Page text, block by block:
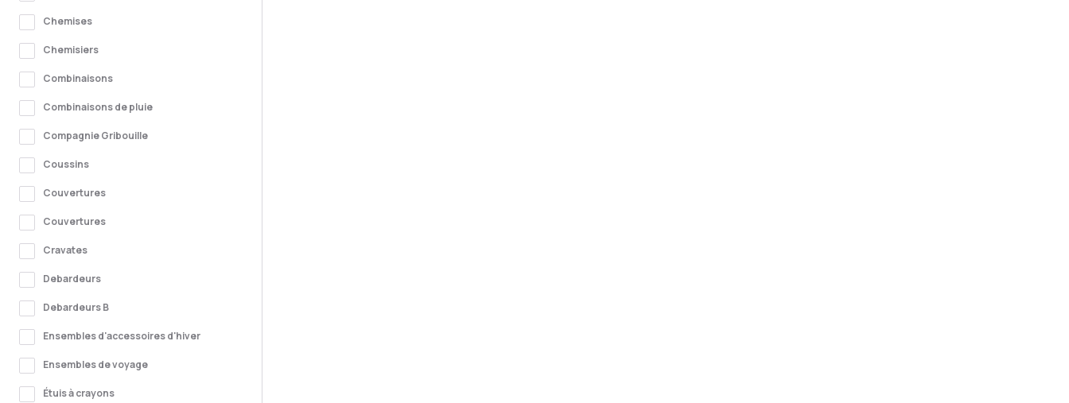
Chemises
Chemisiers
Combinaisons
Combinaisons de pluie
Compagnie Gribouille
Coussins
Couvertures
Couvertures
Cravates
Debardeurs
Debardeurs B
Ensembles d'accessoires d'hiver
Ensembles de voyage
Étuis à crayons